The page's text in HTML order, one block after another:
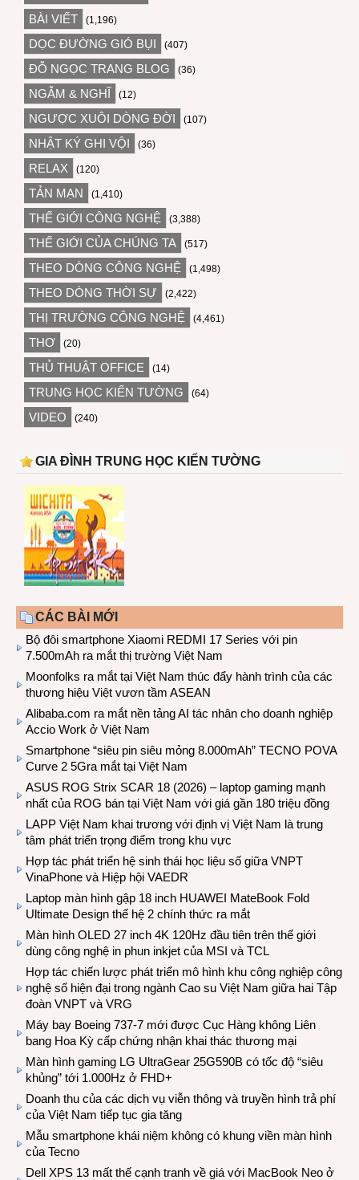
BÀI VIẾT (1,196)
DỌC ĐƯỜNG GIÓ BỤI (407)
ĐỖ NGỌC TRANG BLOG (36)
NGẪM & NGHĨ (12)
NGƯỢC XUÔI DÒNG ĐỜI (107)
NHẬT KÝ GHI VỘI (36)
RELAX (120)
TẢN MẠN (1,410)
THẾ GIỚI CÔNG NGHỆ (3,388)
THẾ GIỚI CỦA CHÚNG TA (517)
THEO DÒNG CÔNG NGHỆ (1,498)
THEO DÒNG THỜI SỰ (2,422)
THỊ TRƯỜNG CÔNG NGHỆ (4,461)
THƠ (20)
THỦ THUẬT OFFICE (14)
TRUNG HỌC KIẾN TƯỜNG (64)
VIDEO (240)
GIA ĐÌNH TRUNG HỌC KIẾN TƯỜNG
CÁC BÀI MỚI
Bộ đôi smartphone Xiaomi REDMI 17 Series với pin
7.500mAh ra mắt thị trường Việt Nam
Moonfolks ra mắt tại Việt Nam thúc đẩy hành trình của các
thương hiệu Việt vươn tầm ASEAN
Alibaba.com ra mắt nền tảng AI tác nhân cho doanh nghiệp
Accio Work ở Việt Nam
Smartphone “siêu pin siêu mỏng 8.000mAh” TECNO POVA
Curve 2 5Gra mắt tại Việt Nam
ASUS ROG Strix SCAR 18 (2026) – laptop gaming mạnh
nhất của ROG bán tại Việt Nam với giá gần 180 triệu đồng
LAPP Việt Nam khai trương với định vị Việt Nam là trung
tâm phát triển trọng điểm trong khu vực
Hợp tác phát triển hệ sinh thái học liệu số giữa VNPT
VinaPhone và Hiệp hội VAEDR
Laptop màn hình gập 18 inch HUAWEI MateBook Fold
Ultimate Design thế hệ 2 chính thức ra mắt
Màn hình OLED 27 inch 4K 120Hz đầu tiên trên thế giới
dùng công nghệ in phun inkjet của MSI và TCL
Hợp tác chiến lược phát triển mô hình khu công nghiệp công
nghệ số hiện đại trong ngành Cao su Việt Nam giữa hai Tập
đoàn VNPT và VRG
Máy bay Boeing 737-7 mới được Cục Hàng không Liên
bang Hoa Kỳ cấp chứng nhận khai thác thương mại
Màn hình gaming LG UltraGear 25G590B có tốc độ “siêu
khủng” tới 1.000Hz ở FHD+
Doanh thu của các dịch vụ viễn thông và truyền hình trả phí
của Việt Nam tiếp tục gia tăng
Mẫu smartphone khái niệm không có khung viền màn hình
của Tecno
Dell XPS 13 mất thế cạnh tranh về giá với MacBook Neo ở